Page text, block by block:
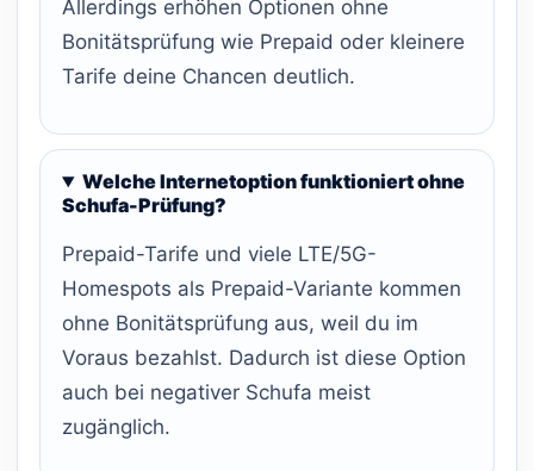
Allerdings erhöhen Optionen ohne
Bonitätsprüfung wie Prepaid oder kleinere
Tarife deine Chancen deutlich.
Welche Internetoption funktioniert ohne
Schufa-Prüfung?
Prepaid-Tarife und viele LTE/5G-
Homespots als Prepaid-Variante kommen
ohne Bonitätsprüfung aus, weil du im
Voraus bezahlst. Dadurch ist diese Option
auch bei negativer Schufa meist
zugänglich.